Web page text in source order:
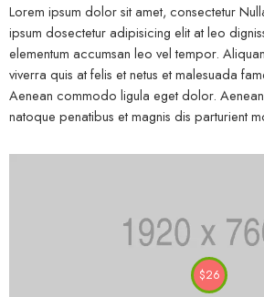
Lorem ipsum dolor sit amet, consectetur
ipsum dosectetur adipisicing elit at leo
elementum accumsan leo vel tempor.
viverra quis at felis et netus et malesuada
Aenean commodo ligula eget dolor.
natoque penatibus et magnis dis parturient
$26